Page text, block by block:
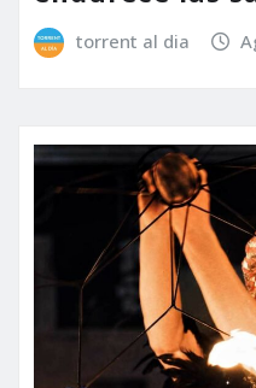
torrent al dia